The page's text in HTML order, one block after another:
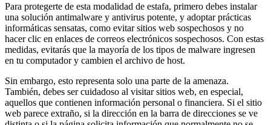
Para protegerte de esta modalidad de estafa, primero debes instalar
una solución antimalware y antivirus potente, y adoptar prácticas
informáticas sensatas, como evitar sitios web sospechosos y no
hacer clic en enlaces de correos electrónicos sospechosos. Con estas
medidas, evitarás que la mayoría de los tipos de malware ingresen
en tu computador y cambien el archivo de host.
Sin embargo, esto representa solo una parte de la amenaza.
También, debes ser cuidadoso al visitar sitios web, en especial,
aquellos que contienen información personal o financiera. Si el sitio
web parece extraño, si la dirección en la barra de direcciones se ve